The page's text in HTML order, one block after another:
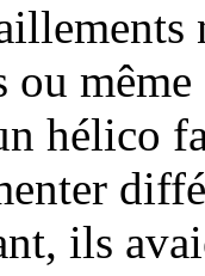
ou
hélico
ils